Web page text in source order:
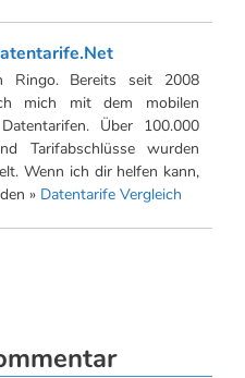
Ringo. Bereits seit 2008
mich mit dem mobilen
Über 100.000
Tarifabschlüsse wurden
Wenn ich dir helfen kann,
» Datentarife Vergleich